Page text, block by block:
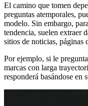
El camino que tomen
preguntas atemporales,
modelo. Sin embargo,
tendencia, suelen extraer
sitios de noticias, páginas
Por ejemplo, si le
marcas con larga
responderá basándose en